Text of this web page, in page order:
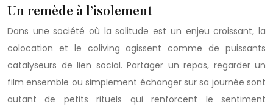
Un remède à l’isolement
Dans une société où la solitude est un enjeu croissant, la
colocation et le coliving agissent comme de puissants
catalyseurs de lien social. Partager un repas, regarder un
film ensemble ou simplement échanger sur sa journée sont
autant de petits rituels qui renforcent le sentiment